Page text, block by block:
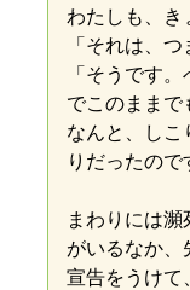
わたしも、き
「それは、
「そうです
でこのままで
なんと、しこ
りだったので
まわりには
がいるなか、
宣告をうけて